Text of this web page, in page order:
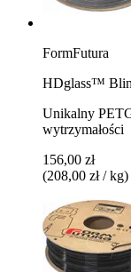
FormFutura
HDglass™
Unikalny
wytrzymałości
156,00 zł
(208,00 zł / kg)